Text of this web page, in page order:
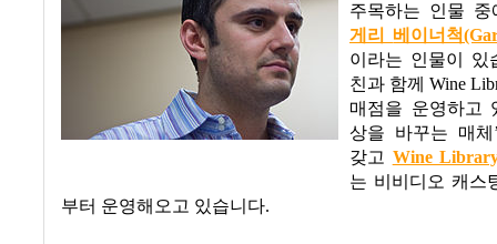
주목하는 인물 중
게리
베이너척
이라는 인물이 있
친과 함께 Wine
매점을 운영하고
상을 바꾸는 매체
갖고 Wine
는 비비디오 캐스
부터 운영해오고 있습니다.